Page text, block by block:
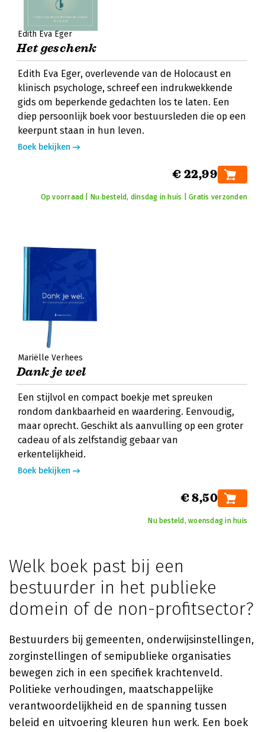
Edith Eva Eger
Het geschenk
Edith Eva Eger, overlevende van de Holocaust en
klinisch psychologe, schreef een indrukwekkende
gids om beperkende gedachten los te laten. Een
diep persoonlijk boek voor bestuursleden die op een
keerpunt staan in hun leven.
Boek bekijken
€ 22,99
Op voorraad | Nu besteld, dinsdag in huis | Gratis verzonden
Mariëlle Verhees
Dank je wel
Een stijlvol en compact boekje met spreuken
rondom dankbaarheid en waardering. Eenvoudig,
maar oprecht. Geschikt als aanvulling op een groter
cadeau of als zelfstandig gebaar van
erkentelijkheid.
Boek bekijken
€ 8,50
Nu besteld, woensdag in huis
Welk boek past bij een
bestuurder in het publieke
domein of de non-profitsector?
Bestuurders bij gemeenten, onderwijsinstellingen,
zorginstellingen of semipublieke organisaties
bewegen zich in een specifiek krachtenveld.
Politieke verhoudingen, maatschappelijke
verantwoordelijkheid en de spanning tussen
beleid en uitvoering kleuren hun werk. Een boek